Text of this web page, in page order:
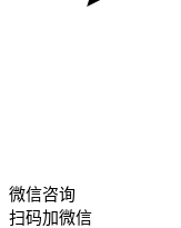
微信咨询
扫码加微信